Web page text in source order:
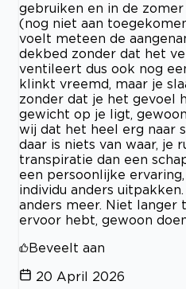
gebruiken en in de
(nog niet aan
voelt meteen de
dekbed zonder dat het
ventileert dus ook nog
klinkt vreemd, maar je
zonder dat je het gevoel
gewicht op je ligt,
wij dat het heel erg naar
daar is niets van waar, je
transpiratie dan een
een persoonlijke
individu anders
anders meer. Niet langer
ervoor hebt, gewoon
Beveelt aan
20 April 2026